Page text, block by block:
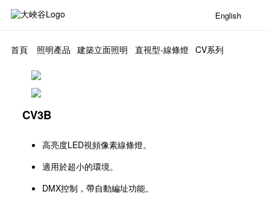
English
首頁 照明產品 建築立面照明 直視型-線條燈 CV系列
CV3B
高亮度LED視頻像素線條燈。
適用於超小的環境。
DMX控制，帶自動編址功能。